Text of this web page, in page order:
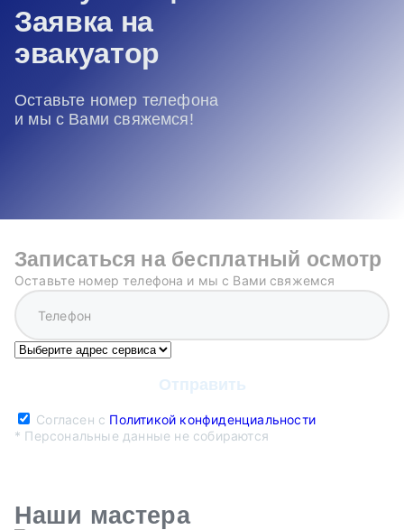
Заявка на
эвакуатор
Оставьте номер телефона
и мы с Вами свяжемся!
Записаться на бесплатный осмотр
Оставьте номер телефона и мы с Вами свяжемся
Согласен с Политикой конфиденциальности
* Персональные данные не собираются
Наши мастера